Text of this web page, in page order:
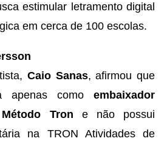
estimular letramento digital
em cerca de 100 escolas.
Caio Sanas, afirmou que
apenas como embaixador
Tron e não possui
na TRON Atividades de